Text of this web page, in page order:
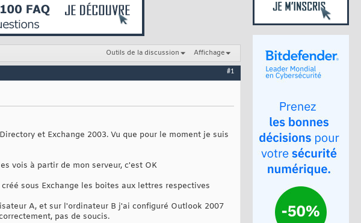
Outils de la discussion Affichage
#1
et Exchange 2003. Vu que pour le moment je suis
vois à partir de mon serveur, c'est OK
sous Exchange les boites aux lettres respectives
A, et sur l'ordinateur B j'ai configuré Outlook 2007
pas de soucis.